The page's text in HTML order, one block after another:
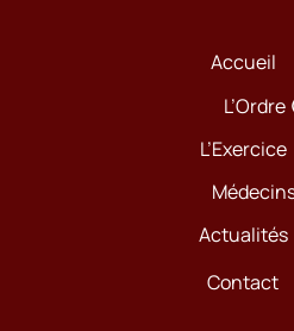
Accueil
L’Ordre
L’Exercice
Actualités
Contact